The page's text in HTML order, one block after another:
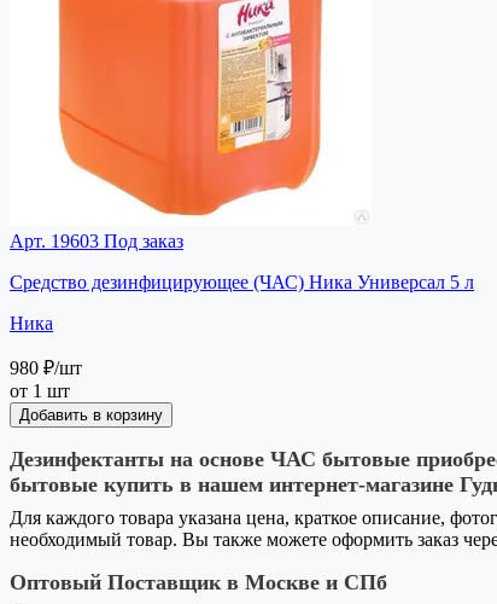
Арт. 19603 Под заказ
Средство дезинфицирующее (ЧАС) Ника Универсал 5 л
Ника
980 ₽/шт
от 1 шт
Добавить в корзину
Дезинфектанты на основе ЧАС бытовые
бытовые купить в нашем интернет-магазине
Для каждого товара указана цена, краткое описание,
необходимый товар. Вы также можете оформить заказ
Оптовый Поставщик в Москве и СПб